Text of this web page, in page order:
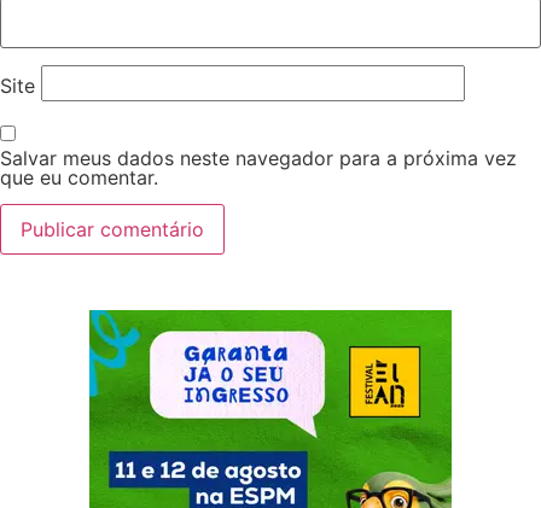
Site
Salvar meus dados neste navegador para a próxima vez
que eu comentar.